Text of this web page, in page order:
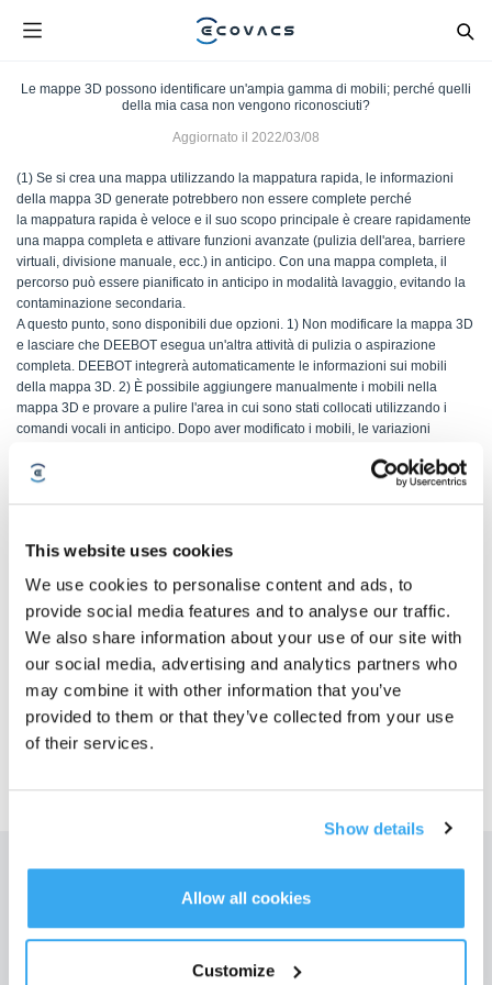
This website uses cookies
We use cookies to personalise content and ads, to
provide social media features and to analyse our traffic.
We also share information about your use of our site with
our social media, advertising and analytics partners who
may combine it with other information that you’ve
provided to them or that they’ve collected from your use
of their services.
Show details
Allow all cookies
Customize
Le mappe 3D possono identificare un'ampia gamma di mobili; perché quelli
della mia casa non vengono riconosciuti?
Aggiornato il 2022/03/08
(1) Se si crea una mappa utilizzando la mappatura rapida, le informazioni
della mappa 3D generate potrebbero non essere complete perché
la mappatura rapida è veloce e il suo scopo principale è creare rapidamente
una mappa completa e attivare funzioni avanzate (pulizia dell'area, barriere
virtuali, divisione manuale, ecc.) in anticipo. Con una mappa completa, il
percorso può essere pianificato in anticipo in modalità lavaggio, evitando la
contaminazione secondaria.
A questo punto, sono disponibili due opzioni. 1) Non modificare la mappa 3D
e lasciare che DEEBOT esegua un'altra attività di pulizia o aspirazione
completa. DEEBOT integrerà automaticamente le informazioni sui mobili
della mappa 3D. 2) È possibile aggiungere manualmente i mobili nella
mappa 3D e provare a pulire l'area in cui sono stati collocati utilizzando i
comandi vocali in anticipo. Dopo aver modificato i mobili, le variazioni
aggiornamenti sulle mappe esistenti.
(2) Se la mappa è stata creata in modalità di pulizia, è possibile che DEEBOT
manualmente i mobili selezionando "Arredamento" nella pagina della mappa
3D.
Questo articolo è stato utile?
SÌ NO